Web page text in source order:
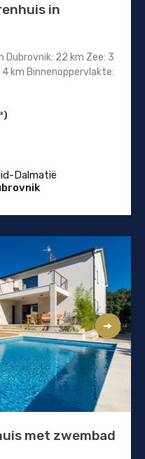
in
Dubrovnik: 22 km Zee: 3
km Binnenoppervlakte:
Dalmatië
met zwembad